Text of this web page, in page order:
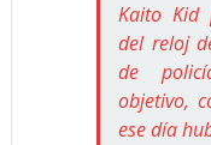
Kaito Kid
del reloj
de
objetivo,
ese día